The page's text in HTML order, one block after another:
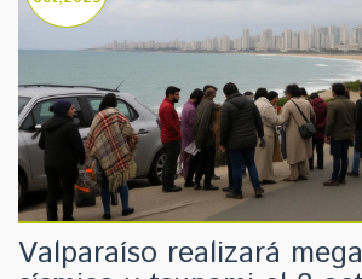
Valparaíso realizará